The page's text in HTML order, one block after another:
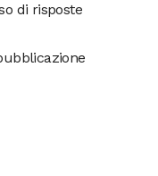
di risposte